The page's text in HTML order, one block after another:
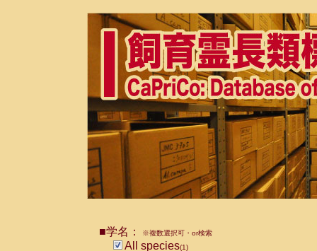
■学名： ※複数選択可・or検索
All species(1)